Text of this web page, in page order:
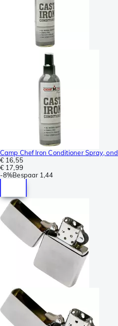
Camp Chef Iron Conditioner Spray,
€ 16,55
€ 17,99
-8%Bespaar 1,44